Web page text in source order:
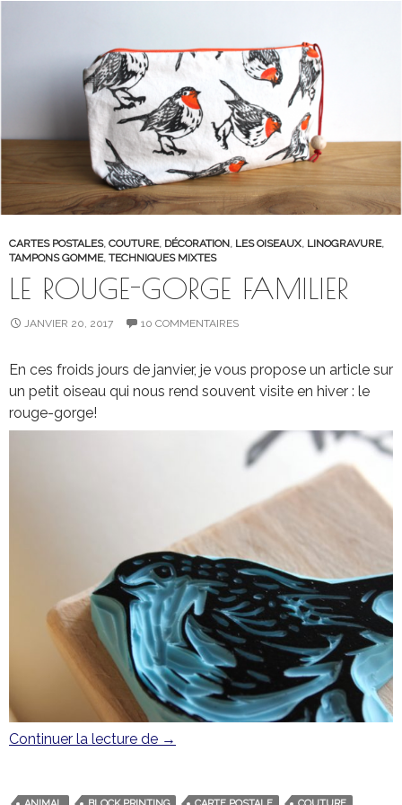
CARTES POSTALES, COUTURE, DÉCORATION, LES OISEAUX, LINOGRAVURE,
TAMPONS GOMME, TECHNIQUES MIXTES
LE ROUGE-GORGE FAMILIER
JANVIER 20, 2017 10 COMMENTAIRES
En ces froids jours de janvier, je vous propose un article sur
un petit oiseau qui nous rend souvent visite en hiver : le
rouge-gorge!
Continuer la lecture de Le rouge-gorge familier
→